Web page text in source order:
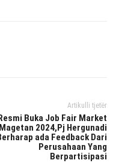
Artikulli tjetër
Buka Job Fair Market
Magetan 2024,Pj Hergunadi
ada Feedback Dari
Perusahaan Yang
Berpartisipasi